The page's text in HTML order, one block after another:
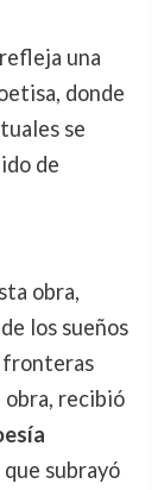
una
donde
se
de
obra,
los sueños
fronteras
recibió
subrayó